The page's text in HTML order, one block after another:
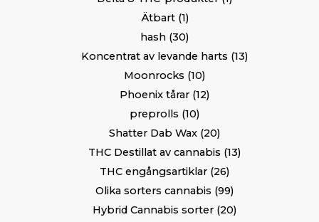
Ätbart 1
hash 30
Koncentrat av levande harts 13
Moonrocks 10
Phoenix tårar 12
preprolls 10
Shatter Dab Wax 20
THC Destillat av cannabis 13
THC engångsartiklar 26
Olika sorters cannabis 99
Hybrid Cannabis sorter 20